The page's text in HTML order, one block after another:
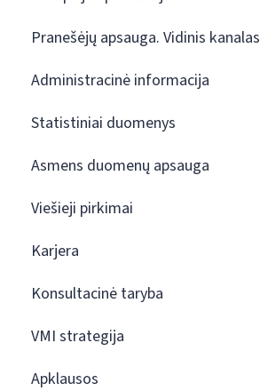
Pranešėjų apsauga. Vidinis kanalas
Administracinė informacija
Statistiniai duomenys
Asmens duomenų apsauga
Viešieji pirkimai
Karjera
Konsultacinė taryba
VMI strategija
Apklausos